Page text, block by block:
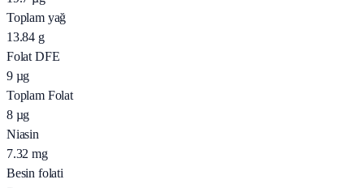
Toplam yağ
13.84 g
Folat DFE
9 µg
Toplam Folat
8 µg
Niasin
7.32 mg
Besin folati